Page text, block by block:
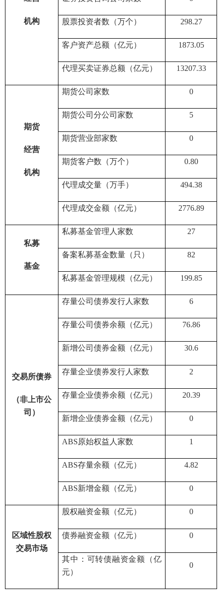
机构 股票投资者数（万个） 298.27
客户资产总额（亿元） 1873.05
代理买卖证券总额（亿元） 13207.33
期货
经营
机构
期货公司家数 0
期货公司分公司家数 5
期货营业部家数 0
期货客户数（万个） 0.80
代理成交量（万手） 494.38
代理成交金额（亿元） 2776.89
私募
基金
私募基金管理人家数 27
备案私募基金数量（只） 82
私募基金管理规模（亿元） 199.85
交易所债券
（非上市公
司）
存量公司债券发行人家数 6
存量公司债券余额（亿元） 76.86
新增公司债券金额（亿元） 30.6
存量企业债券发行人家数 2
存量企业债券余额（亿元） 20.39
新增企业债券金额（亿元） 0
ABS原始权益人家数 1
ABS存量余额 （亿元） 4.82
ABS新增金额 （亿元） 0
区域性股权
交易市场
股权融资金额（亿元） 0
债券融资金额（亿元） 0
其中：可转债融资金额（亿
元）
0